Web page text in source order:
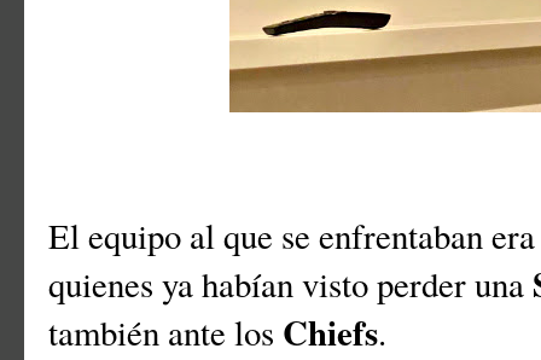
El equipo al que se enfrentaban
quienes ya habían visto perder una
también ante los Chiefs.